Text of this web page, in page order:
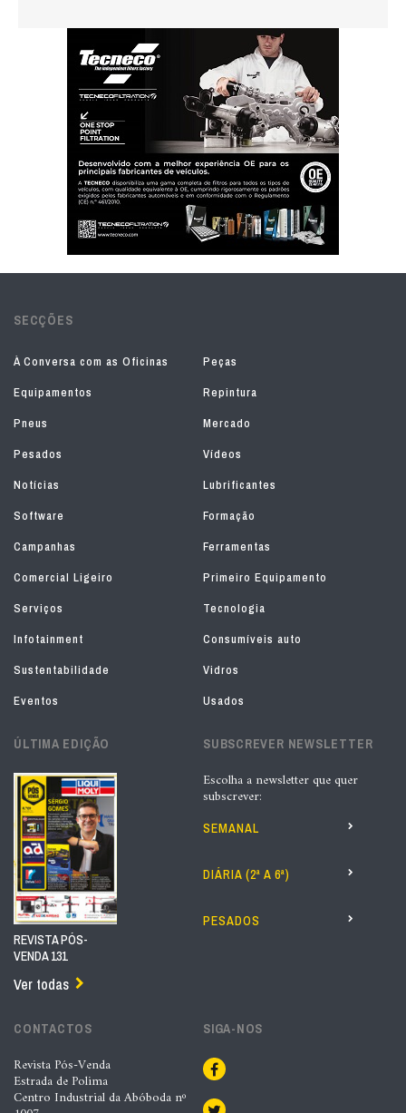
SECÇÕES
À Conversa com as Oficinas
Peças
Equipamentos
Repintura
Pneus
Mercado
Pesados
Vídeos
Notícias
Lubrificantes
Software
Formação
Campanhas
Ferramentas
Comercial Ligeiro
Primeiro Equipamento
Serviços
Tecnologia
Infotainment
Consumíveis auto
Sustentabilidade
Vidros
Eventos
Usados
ÚLTIMA EDIÇÃO
REVISTA PÓS-
VENDA 131
Ver todas
SUBSCREVER NEWSLETTER
Escolha a newsletter que quer
subscrever:
SEMANAL
DIÁRIA (2ª A 6ª)
PESADOS
CONTACTOS
Revista Pós-Venda
Estrada de Polima
Centro Industrial da Abóboda nº
SIGA-NOS